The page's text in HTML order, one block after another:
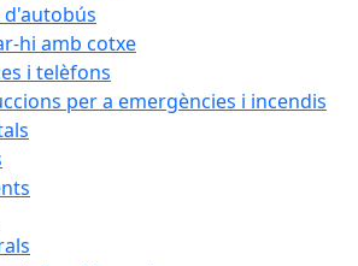
d'autobús
hi amb cotxe
i telèfons
per a emergències i incendis